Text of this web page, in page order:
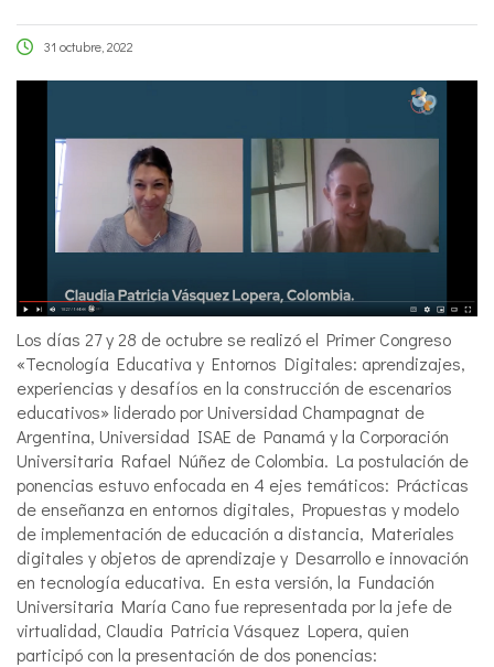
31 octubre, 2022
Los días 27 y 28 de octubre se realizó el Primer Congreso
«Tecnología Educativa y Entornos Digitales: aprendizajes,
experiencias y desafíos en la construcción de escenarios
educativos» liderado por Universidad Champagnat de
Argentina, Universidad ISAE de Panamá y la Corporación
Universitaria Rafael Núñez de Colombia. La postulación de
ponencias estuvo enfocada en 4 ejes temáticos: Prácticas
de enseñanza en entornos digitales, Propuestas y modelo
de implementación de educación a distancia, Materiales
digitales y objetos de aprendizaje y Desarrollo e innovación
en tecnología educativa. En esta versión, la Fundación
Universitaria María Cano fue representada por la jefe de
virtualidad, Claudia Patricia Vásquez Lopera, quien
participó con la presentación de dos ponencias: